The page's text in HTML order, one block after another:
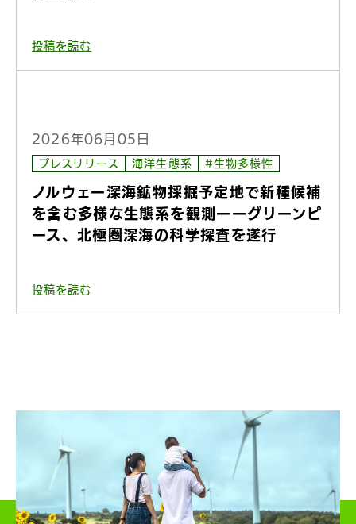
投稿を読む
2026年06月05日
プレスリリース 海洋生態系 #生物多様性
ノルウェー深海鉱物採掘予定地で新種候補
を含む多様な生態系を観測ーーグリーンピ
ース、北極圏深海の科学探査を遂行
投稿を読む